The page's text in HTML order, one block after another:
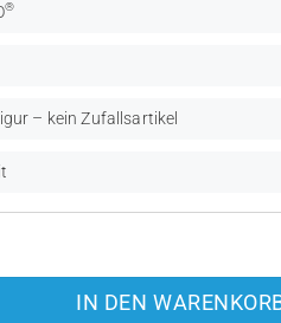
®
– kein Zufallsartikel
IN DEN